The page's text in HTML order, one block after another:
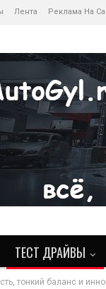
Лента Реклама На
ТЕСТ ДРАЙВЫ
тонкий баланс и